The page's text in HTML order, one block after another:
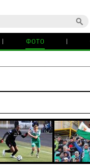
ФОТО